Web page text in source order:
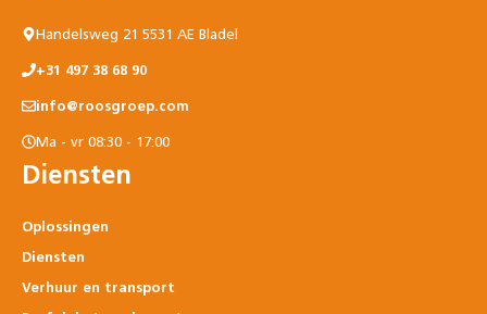
Handelsweg 21 5531 AE Bladel
+31 497 38 68 90
info@roosgroep.com
Ma - vr 08:30 - 17:00
Diensten
Oplossingen
Diensten
Verhuur en transport